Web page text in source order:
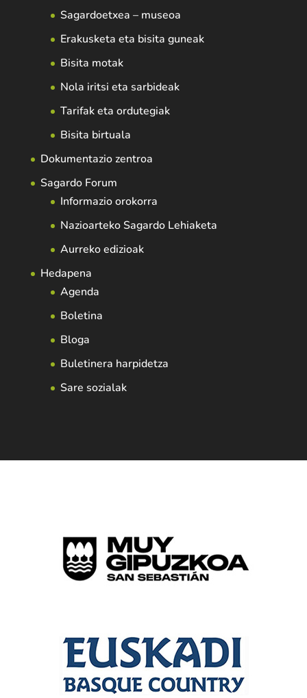
Sagardoetxea – museoa
Erakusketa eta bisita guneak
Bisita motak
Nola iritsi eta sarbideak
Tarifak eta ordutegiak
Bisita birtuala
Dokumentazio zentroa
Sagardo Forum
Informazio orokorra
Nazioarteko Sagardo Lehiaketa
Aurreko edizioak
Hedapena
Agenda
Boletina
Bloga
Buletinera harpidetza
Sare sozialak